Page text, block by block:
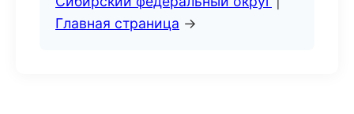
Главная страница →